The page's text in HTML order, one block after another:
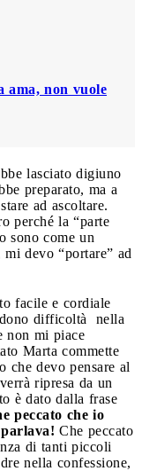
ama, non vuole
lasciato digiuno
preparato, ma a
ad ascoltare.
perché la “parte
sono come un
devo “portare” ad
facile e cordiale
difficoltà nella
non mi piace
Marta commette
che devo pensare al
ripresa da un
è dato dalla frase
peccato che io
Che peccato
di tanti piccoli
nella confessione,